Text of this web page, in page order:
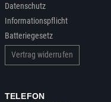
Datenschutz
Informationspflicht
Batteriegesetz
Vertrag widerrufen
TELEFON